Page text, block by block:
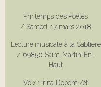
Printemps des Poètes
/ Samedi 17 mars 2018
Lecture musicale à la Sablière
/ 69850 Saint-Martin-En-
Haut
Voix : Irina Dopont /et